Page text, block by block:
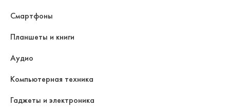
Смартфоны
Планшеты и книги
Аудио
Компьютерная техника
Гаджеты и электроника